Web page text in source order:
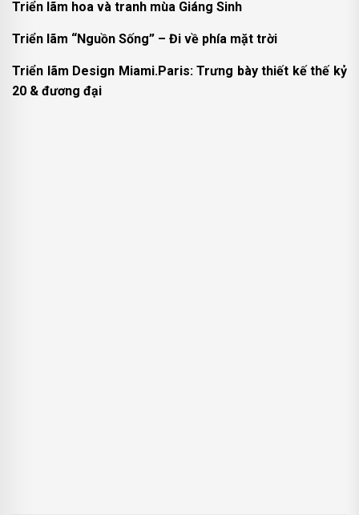
Triển lãm hoa và tranh mùa Giáng Sinh
Triển lãm “Nguồn Sống” – Đi về phía mặt trời
Triển lãm Design Miami.Paris: Trưng bày thiết kế thế kỷ
20 & đương đại